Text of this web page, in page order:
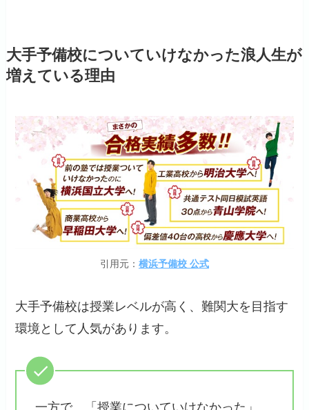
大手予備校についていけなかった浪人生が
増えている理由
引用元： 横浜予備校 公式
大手予備校は授業レベルが高く、難関大を目指す
環境として人気があります。